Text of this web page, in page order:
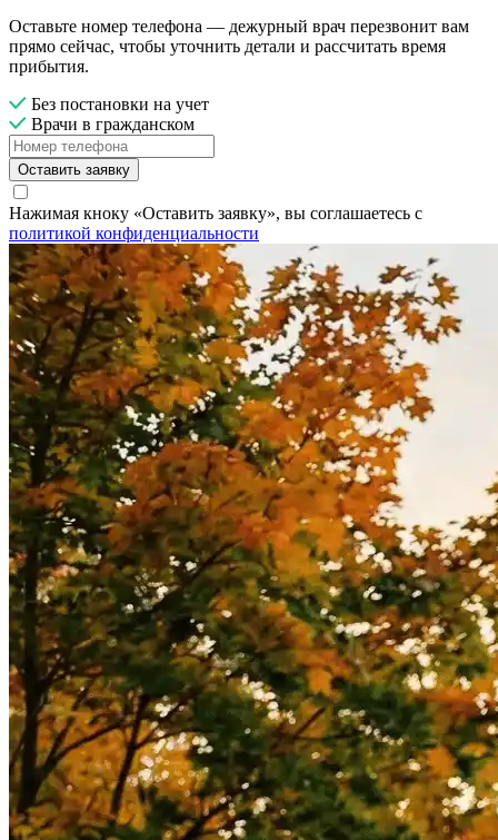
Оставьте номер телефона — дежурный врач перезвонит вам
прямо сейчас, чтобы уточнить детали и рассчитать время
прибытия.
Без постановки на учет
Врачи в гражданском
Оставить заявку
Нажимая кноку «Оставить заявку», вы соглашаетесь с
политикой конфиденциальности